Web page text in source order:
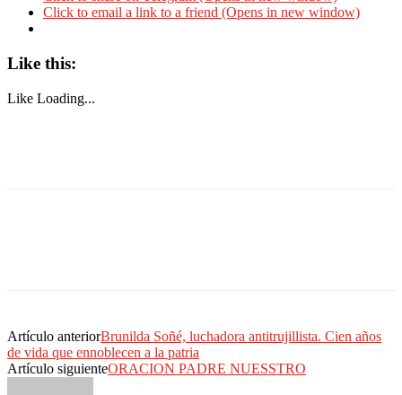
Click to email a link to a friend (Opens in new window)
Like this:
Like Loading...
Artículo anteriorBrunilda Soñé, luchadora antitrujillista. Cien años
de vida que ennoblecen a la patria
Artículo siguienteORACION PADRE NUESSTRO